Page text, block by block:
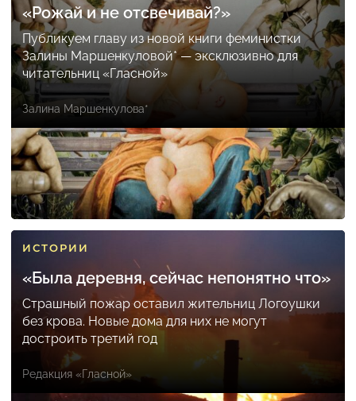
«Рожай и не отсвечивай?»
Публикуем главу из новой книги феминистки
Залины Маршенкуловой* — эксклюзивно для
читательниц «Гласной»
Залина Маршенкулова*
ИСТОРИИ
«Была деревня, сейчас непонятно что»
Страшный пожар оставил жительниц Логоушки
без крова. Новые дома для них не могут
достроить третий год
Редакция «Гласной»